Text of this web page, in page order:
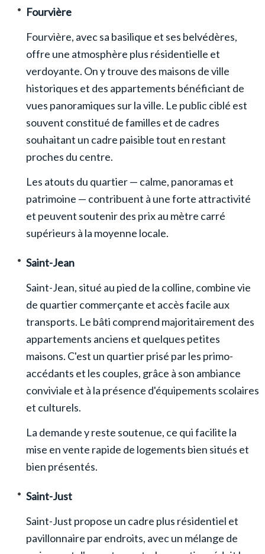
Fourvière
Fourvière, avec sa basilique et ses belvédères,
offre une atmosphère plus résidentielle et
verdoyante. On y trouve des maisons de ville
historiques et des appartements bénéficiant de
vues panoramiques sur la ville. Le public ciblé est
souvent constitué de familles et de cadres
souhaitant un cadre paisible tout en restant
proches du centre.
Les atouts du quartier — calme, panoramas et
patrimoine — contribuent à une forte attractivité
et peuvent soutenir des prix au mètre carré
supérieurs à la moyenne locale.
Saint-Jean
Saint-Jean, situé au pied de la colline, combine vie
de quartier commerçante et accès facile aux
transports. Le bâti comprend majoritairement des
appartements anciens et quelques petites
maisons. C'est un quartier prisé par les primo-
accédants et les couples, grâce à son ambiance
conviviale et à la présence d'équipements scolaires
et culturels.
La demande y reste soutenue, ce qui facilite la
mise en vente rapide de logements bien situés et
bien présentés.
Saint-Just
Saint-Just propose un cadre plus résidentiel et
pavillonnaire par endroits, avec un mélange de